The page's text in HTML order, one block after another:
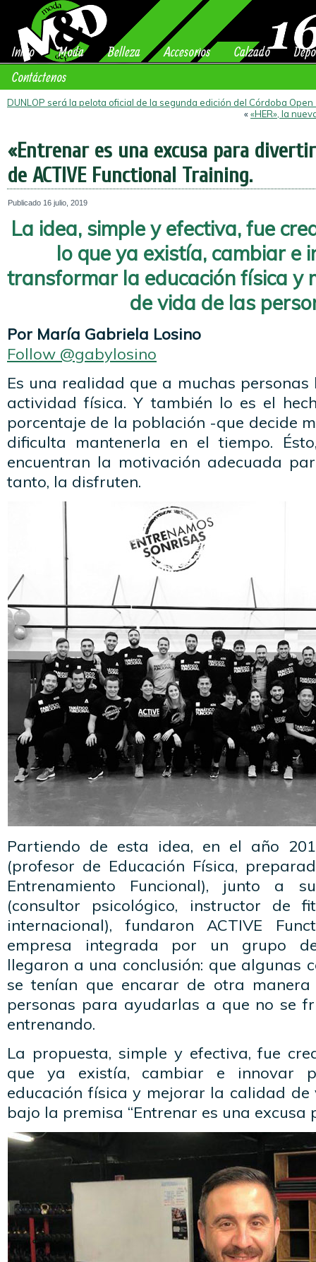
Inicio Moda Belleza Accesorios Calzado
Contáctenos
DUNLOP será la pelota oficial de la segunda edición del Córdoba Open
««HER», la
«Entrenar es una excusa para
de ACTIVE Functional Training.
Publicado 16 julio, 2019
La idea, simple y efectiva, fue
lo que ya existía, cambiar e
transformar la educación física y
de vida de las
Por María Gabriela Losino
Follow @gabylosino
Es una realidad que a muchas
actividad física. Y también lo es el
porcentaje de la población -que decide
dificulta mantenerla en el tiempo.
encuentran la motivación adecuada
tanto, la disfruten.
Partiendo de esta idea, en el año
(profesor de Educación Física,
Entrenamiento Funcional), junto a
(consultor psicológico, instructor de
internacional), fundaron ACTIVE
empresa integrada por un grupo
llegaron a una conclusión: que algunas
se tenían que encarar de otra
personas para ayudarlas a que no se
entrenando.
La propuesta, simple y efectiva, fue
que ya existía, cambiar e innovar
educación física y mejorar la calidad
bajo la premisa “Entrenar es una excusa